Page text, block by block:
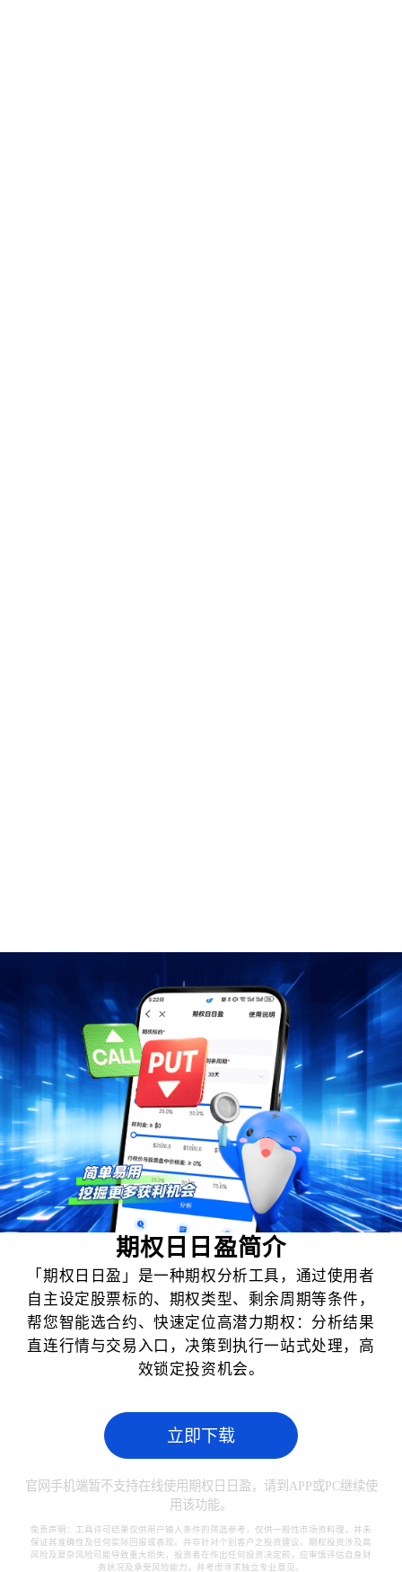
期权日日盈简介
「期权日日盈」是一种期权分析工具，通过使用者
自主设定股票标的、期权类型、剩余周期等条件，
帮您智能选合约、快速定位高潜力期权：分析结果
直连行情与交易入口，决策到执行一站式处理，高
效锁定投资机会。
立即下载
官网手机端暂不支持在线使用期权日日盈，请到APP或PC继续使
用该功能。
免责声明：工具许可结果仅供用户输入条件的筛选参考，仅供一般性市场资料理，并未
保证其准确性及任何实际回报或表现。并非针对个别客户之投资建议。期权投资涉及高
风险及复杂风险可能导致重大损失，投资者在作出任何投资决定前，应审慎评估自身财
务状况及承受风险能力，并考虑寻求独立专业意见。